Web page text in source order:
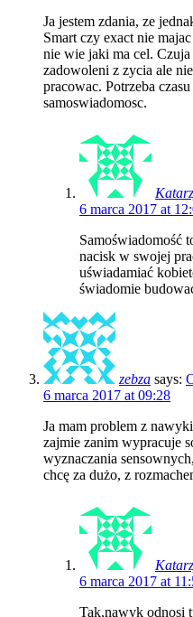
Ja jestem zdania, ze
Smart czy exact nie
nie wie jaki ma cel.
zadowoleni z zycia ale
pracowac. Potrzeba
samoswiadomosc.
6 marca 2017 at
Samoświadomość
nacisk w swojej
uświadamiać
świadomie
zebza says:
6 marca 2017 at 09:28
Ja mam problem z
zajmie zanim wypracuje
wyznaczania
chcę za dużo, z
6 marca 2017 at
Tak,nawyk odnosi